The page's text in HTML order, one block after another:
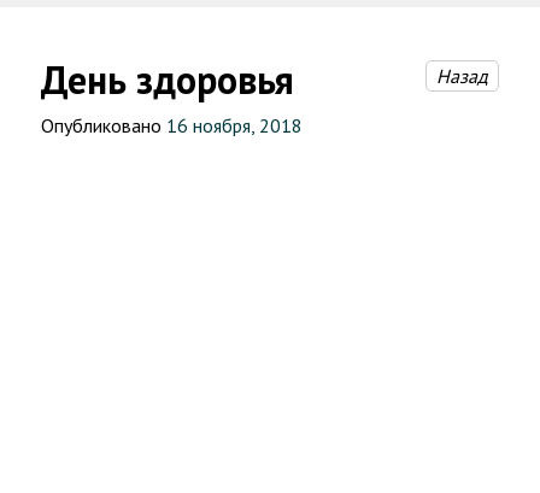
День здоровья Назад
Опубликовано 16 ноября, 2018